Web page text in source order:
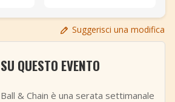
Suggerisci una modifica
QUESTO EVENTO
& Chain è una serata settimanale